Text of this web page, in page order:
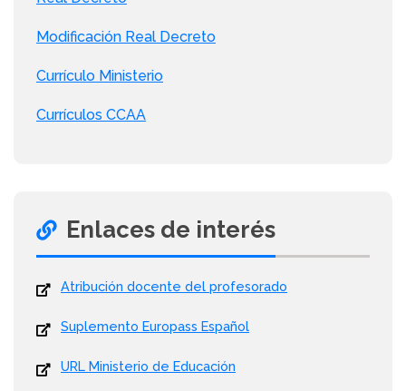
Modificación Real Decreto
Currículo Ministerio
Currículos CCAA
Enlaces de interés
Atribución docente del profesorado
Suplemento Europass Español
URL Ministerio de Educación